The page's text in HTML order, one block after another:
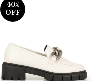
40%
OFF